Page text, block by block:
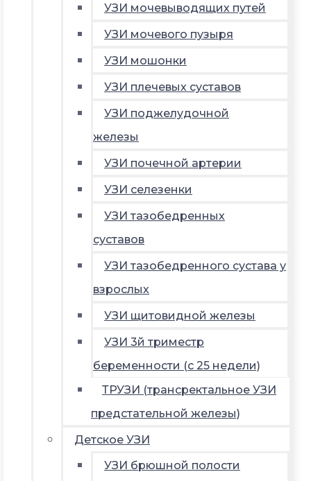
УЗИ мочевыводящих путей
УЗИ мочевого пузыря
УЗИ мошонки
УЗИ плечевых суставов
УЗИ поджелудочной
железы
УЗИ почечной артерии
УЗИ селезенки
УЗИ тазобедренных
суставов
УЗИ тазобедренного сустава у
взрослых
УЗИ щитовидной железы
УЗИ 3й триместр
беременности (с 25 недели)
ТРУЗИ (трансректальное УЗИ
предстательной железы)
Детское УЗИ
УЗИ брюшной полости